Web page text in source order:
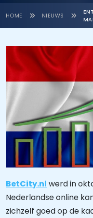
HOME NIEUWS
BetCity.nl werd in
Nederlandse online
zichzelf goed op de